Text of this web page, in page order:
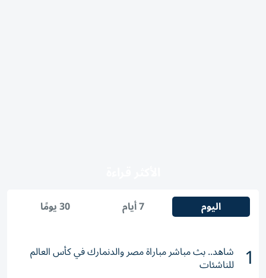
اليوم 7 أيام 30 يومًا
1 شاهد.. بث مباشر مباراة مصر والدنمارك في كأس العالم
للناشئات